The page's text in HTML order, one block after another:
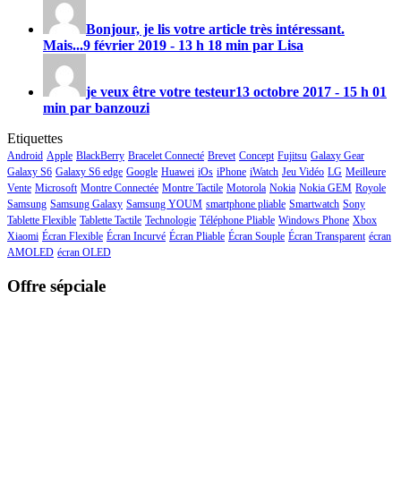
Bonjour, je lis votre article très intéressant.
Mais...9 février 2019 - 13 h 18 min par Lisa
je veux être votre testeur13 octobre 2017 - 15 h 01
min par banzouzi
Etiquettes
Android Apple BlackBerry Bracelet Connecté Brevet Concept Fujitsu Galaxy Gear
Galaxy S6 Galaxy S6 edge Google Huawei iOs iPhone iWatch Jeu Vidéo LG Meilleure
Vente Microsoft Montre Connectée Montre Tactile Motorola Nokia Nokia GEM Royole
Samsung Samsung Galaxy Samsung YOUM smartphone pliable Smartwatch Sony
Tablette Flexible Tablette Tactile Technologie Téléphone Pliable Windows Phone Xbox
Xiaomi Écran Flexible Écran Incurvé Écran Pliable Écran Souple Écran Transparent écran
AMOLED écran OLED
Offre sépciale